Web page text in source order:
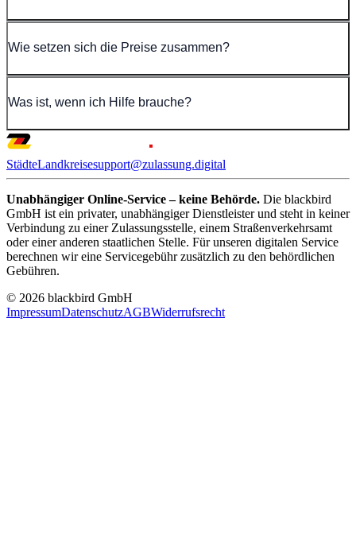
Wie setzen sich die Preise zusammen?
Was ist, wenn ich Hilfe brauche?
StädteLandkreisesupport@zulassung.digital
Unabhängiger Online-Service – keine Behörde. Die blackbird
GmbH ist ein privater, unabhängiger Dienstleister und steht in keiner
Verbindung zu einer Zulassungsstelle, einem Straßenverkehrsamt
oder einer anderen staatlichen Stelle. Für unseren digitalen Service
berechnen wir eine Servicegebühr zusätzlich zu den behördlichen
Gebühren.
© 2026 blackbird GmbH
ImpressumDatenschutzAGBWiderrufsrecht